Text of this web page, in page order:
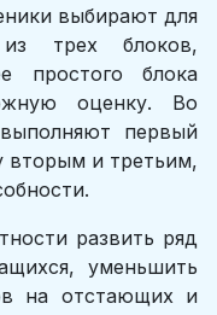
выбирают для
трех блоков,
простого блока
оценку. Во
первый
вторым и третьим,
развить ряд
уменьшить
на отстающих и